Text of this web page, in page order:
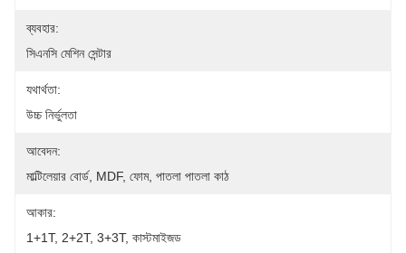
ব্যবহার:
সিএনসি মেশিন সেন্টার
যথার্থতা:
উচ্চ নির্ভুলতা
আবেদন:
মাল্টিলেয়ার বোর্ড, MDF, ফোম, পাতলা পাতলা কাঠ
আকার:
1+1T, 2+2T, 3+3T, কাস্টমাইজড